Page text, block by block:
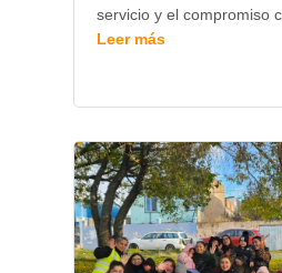
servicio y el compromiso
Leer más